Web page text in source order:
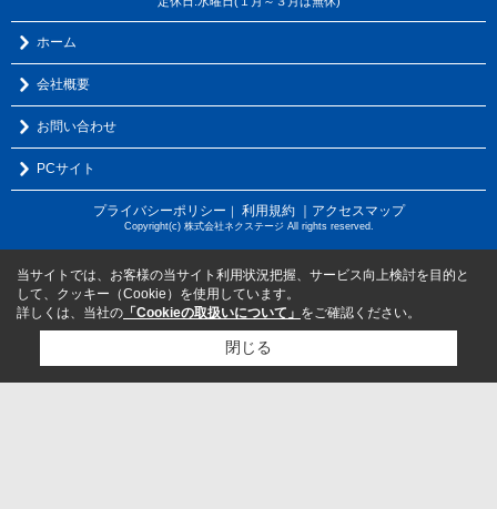
ホーム
会社概要
お問い合わせ
PCサイト
プライバシーポリシー ｜ 利用規約 ｜アクセスマップ
Copyright(c) 株式会社ネクステージ All rights reserved.
当サイトでは、お客様の当サイト利用状況把握、サービス向上検討を目的と
して、クッキー（Cookie）を使用しています。
詳しくは、当社の 「Cookieの取扱いについて」 をご確認ください。
閉じる